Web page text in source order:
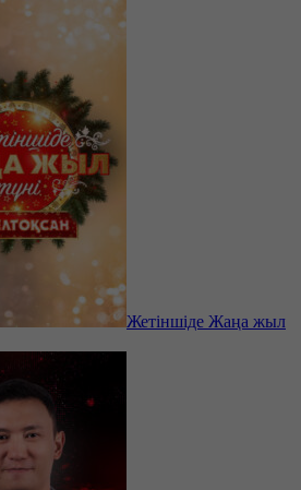
Жетіншіде Жаңа жыл